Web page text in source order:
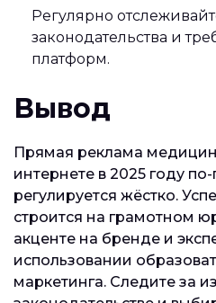
Регулярно
законодательства и
платформ.
Вывод
Прямая реклама
интернете в 2025 году
регулируется жёстко.
строится на грамотном
акценте на бренде и
использовании
маркетинга. Следите за